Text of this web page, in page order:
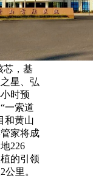
芯，基
星、弘
时预
一索道
和黄山
家将成
226
的引领
里。